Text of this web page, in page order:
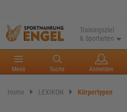
Trainingsziel
& Sportarten
Menü Suche Anmelden
Home LEXIKON Körpertypen